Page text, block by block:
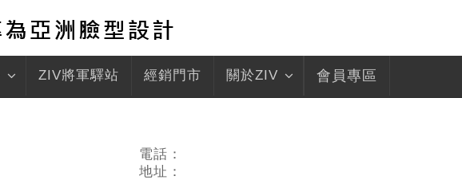
ZIV將軍驛站 經銷門市 關於ZIV 會員專區
電話：
地址：